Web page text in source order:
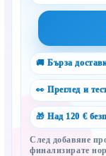
🚚 Бърза
👀 Преглед и
🎁 Над 120 €
След добавяне
финализирате